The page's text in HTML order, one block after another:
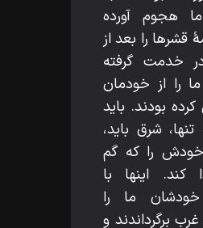
هجوم آورده
قشرها را بعد از
خدمت گرفته
را از خودمان
بودند. بايد
شرق بايد،
را كه گم
كند. اينها با
خودشان ما را
برگرداندند و